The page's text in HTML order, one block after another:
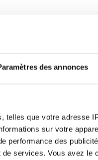
des annonces
telles que votre adresse
sur votre
performance des
services. Vous avez le
mon conseil est de
vous aviez omis lors
les selles. Une
présence